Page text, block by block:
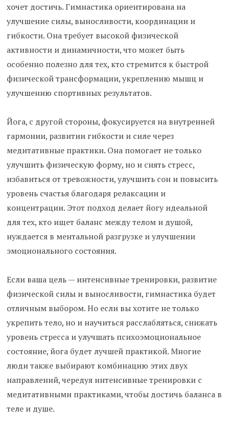
хочет достичь. Гимнастика ориентирована на
улучшение силы, выносливости, координации и
гибкости. Она требует высокой физической
активности и динамичности, что может быть
особенно полезно для тех, кто стремится к быстрой
физической трансформации, укреплению мышц и
улучшению спортивных результатов.
Йога, с другой стороны, фокусируется на внутренней
гармонии, развитии гибкости и силе через
медитативные практики. Она помогает не только
улучшить физическую форму, но и снять стресс,
избавиться от тревожности, улучшить сон и повысить
уровень счастья благодаря релаксации и
концентрации. Этот подход делает йогу идеальной
для тех, кто ищет баланс между телом и душой,
нуждается в ментальной разгрузке и улучшении
эмоционального состояния.
Если ваша цель — интенсивные тренировки, развитие
физической силы и выносливости, гимнастика будет
отличным выбором. Но если вы хотите не только
укрепить тело, но и научиться расслабляться, снижать
уровень стресса и улучшать психоэмоциональное
состояние, йога будет лучшей практикой. Многие
люди также выбирают комбинацию этих двух
направлений, чередуя интенсивные тренировки с
медитативными практиками, чтобы достичь баланса в
теле и душе.